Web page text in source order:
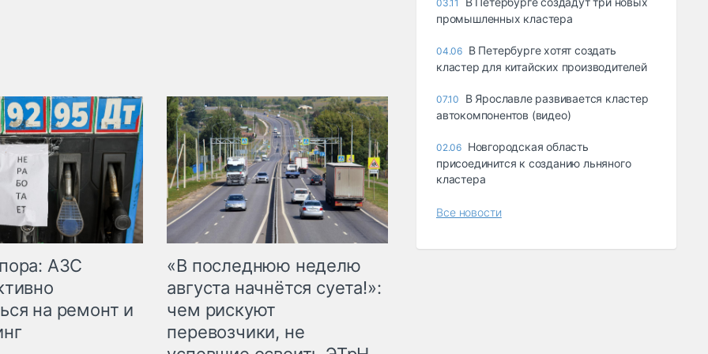
АЗС
на ремонт и
«В последнюю неделю
августа начнётся суета!»:
чем рискуют
перевозчики, не
03.11
промышленных кластера
04.06 В Петербурге хотят создать
кластер для китайских производителей
07.10
В Ярославле развивается кластер
автокомпонентов (видео)
02.06 Новгородская область
присоединится к созданию льняного
кластера
Все новости